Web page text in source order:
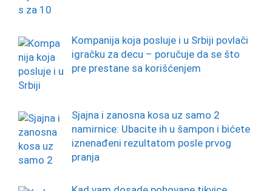
Kompanija koja posluje i u Srbiji povlači
igračku za decu – poručuje da se što
pre prestane sa korišćenjem
Sjajna i zanosna kosa uz samo 2
namirnice: Ubacite ih u šampon i bićete
iznenađeni rezultatom posle prvog
pranja